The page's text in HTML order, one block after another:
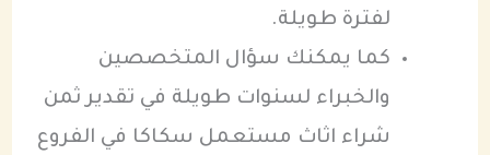
لفترة طويلة.
كما يمكنك سؤال المتخصصين
والخبراء لسنوات طويلة في تقدير ثمن
شراء اثاث مستعمل سكاكا في الفروع